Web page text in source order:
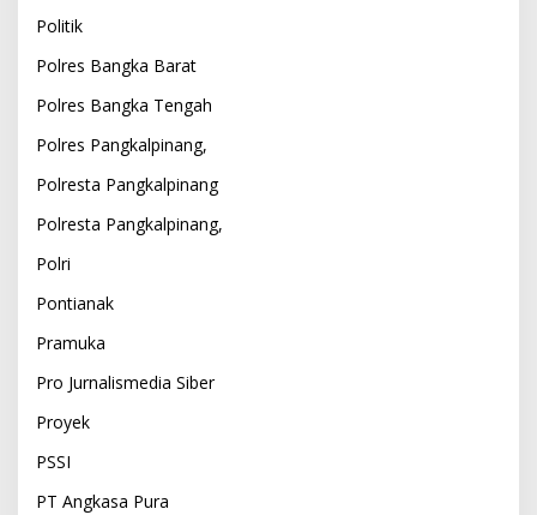
Politik
Polres Bangka Barat
Polres Bangka Tengah
Polres Pangkalpinang,
Polresta Pangkalpinang
Polresta Pangkalpinang,
Polri
Pontianak
Pramuka
Pro Jurnalismedia Siber
Proyek
PSSI
PT Angkasa Pura